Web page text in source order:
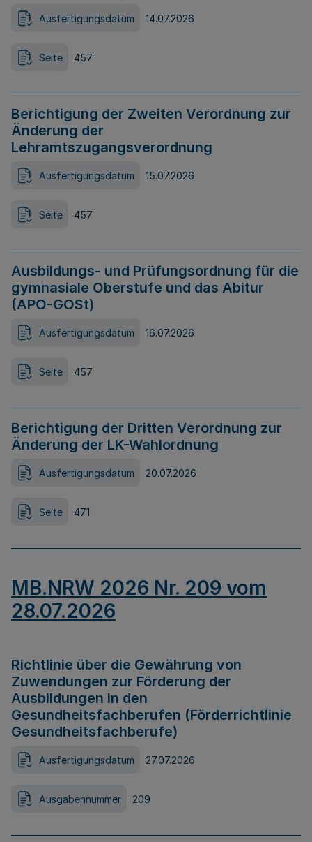
Ausfertigungsdatum 14.07.2026
Seite 457
Berichtigung der Zweiten Verordnung zur
Änderung der
Lehramtszugangsverordnung
Ausfertigungsdatum 15.07.2026
Seite 457
Ausbildungs- und Prüfungsordnung für die
gymnasiale Oberstufe und das Abitur
(APO-GOSt)
Ausfertigungsdatum 16.07.2026
Seite 457
Berichtigung der Dritten Verordnung zur
Änderung der LK-Wahlordnung
Ausfertigungsdatum 20.07.2026
Seite 471
MB.NRW 2026 Nr. 209 vom
28.07.2026
Richtlinie über die Gewährung von
Zuwendungen zur Förderung der
Ausbildungen in den
Gesundheitsfachberufen (Förderrichtlinie
Gesundheitsfachberufe)
Ausfertigungsdatum 27.07.2026
Ausgabennummer 209